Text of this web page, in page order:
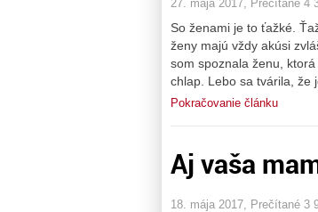
27. mája 2017, Prečítané 4
So ženami je to ťažké.
ženy majú vždy akúsi
som spoznala ženu,
chlap. Lebo sa tvárila,
Pokračovanie článku
Aj vaša
18. mája 2017, Prečítané 3